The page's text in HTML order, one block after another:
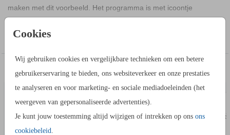
Cookies
Wij gebruiken cookies en vergelijkbare technieken om een betere
gebruikerservaring te bieden, ons websiteverkeer en onze prestaties
te analyseren en voor marketing- en sociale mediadoeleinden (het
weergeven van gepersonaliseerde advertenties).
Je kunt jouw toestemming altijd wijzigen of intrekken op ons ons
cookiebeleid.
maken met dit voorbeeld. Het programma is met icoontje
mappen met icoontjes. Zo maak je altijd een mooi programma
HOE WERKT HET?
- Maak in de editor een mooi ontwerp van dit kaartje.
- Sla dit kaartje op in je account.
- Heb je tekst of afbeelding toegevoegd die je ook in een
Toon meer
DIT VIND JE MISSCHIEN OOK LEUK